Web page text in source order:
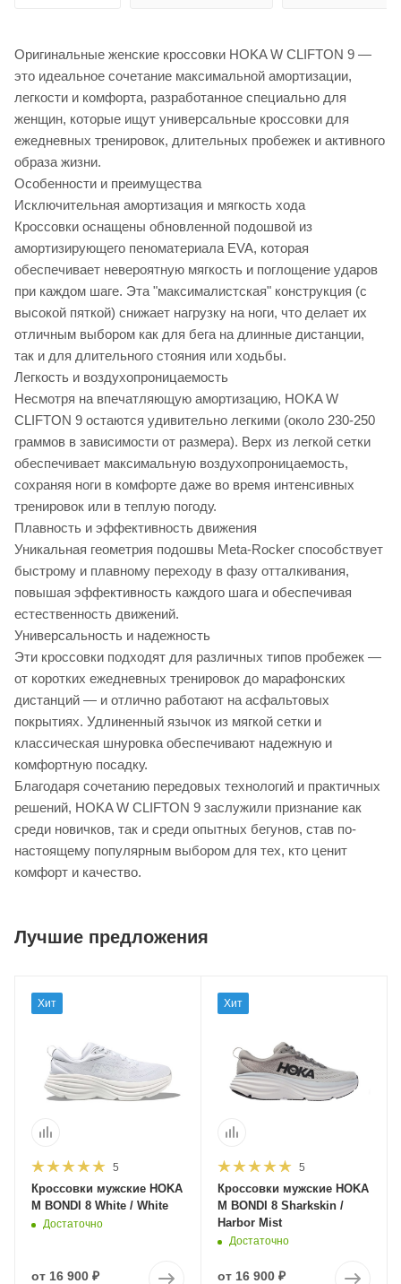
Оригинальные женские кроссовки HOKA W CLIFTON 9 —
это идеальное сочетание максимальной амортизации,
легкости и комфорта, разработанное специально для
женщин, которые ищут универсальные кроссовки для
ежедневных тренировок, длительных пробежек и активного
образа жизни.
Особенности и преимущества
Исключительная амортизация и мягкость хода
Кроссовки оснащены обновленной подошвой из
амортизирующего пеноматериала EVA, которая
обеспечивает невероятную мягкость и поглощение ударов
при каждом шаге. Эта "максималистская" конструкция (с
высокой пяткой) снижает нагрузку на ноги, что делает их
отличным выбором как для бега на длинные дистанции,
так и для длительного стояния или ходьбы.
Легкость и воздухопроницаемость
Несмотря на впечатляющую амортизацию, HOKA W
CLIFTON 9 остаются удивительно легкими (около 230-250
граммов в зависимости от размера). Верх из легкой сетки
обеспечивает максимальную воздухопроницаемость,
сохраняя ноги в комфорте даже во время интенсивных
тренировок или в теплую погоду.
Плавность и эффективность движения
Уникальная геометрия подошвы Meta-Rocker способствует
быстрому и плавному переходу в фазу отталкивания,
повышая эффективность каждого шага и обеспечивая
естественность движений.
Универсальность и надежность
Эти кроссовки подходят для различных типов пробежек —
от коротких ежедневных тренировок до марафонских
дистанций — и отлично работают на асфальтовых
покрытиях. Удлиненный язычок из мягкой сетки и
классическая шнуровка обеспечивают надежную и
комфортную посадку.
Благодаря сочетанию передовых технологий и практичных
решений, HOKA W CLIFTON 9 заслужили признание как
среди новичков, так и среди опытных бегунов, став по-
настоящему популярным выбором для тех, кто ценит
комфорт и качество.
Лучшие предложения
Хит
5
Кроссовки мужские HOKA
M BONDI 8 White / White
Достаточно
от 16 900 ₽
Хит
5
Кроссовки мужские HOKA
M BONDI 8 Sharkskin /
Harbor Mist
Достаточно
от 16 900 ₽